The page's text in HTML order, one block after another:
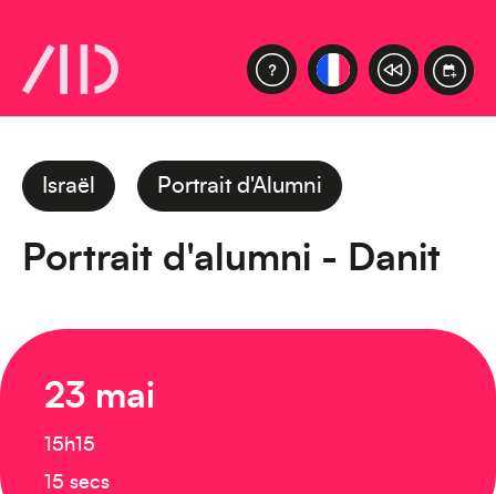
Israël Portrait d'Alumni
Portrait d'alumni - Danit
23 mai
15h15
15 secs